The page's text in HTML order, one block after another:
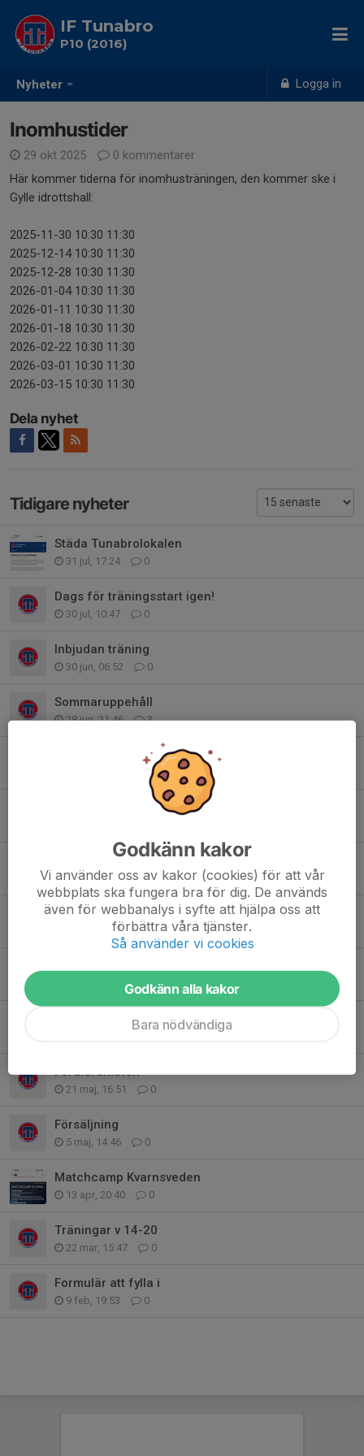
Nyheter Logga in
IF Tunabro
P10 (2016)
Inomhustider
29 okt 2025
0 kommentarer
Här kommer tiderna för inomhusträningen, den kommer ske i
Gylle idrottshall:
2025-11-30 10:30 11:30
2025-12-14 10:30 11:30
2025-12-28 10:30 11:30
2026-01-04 10:30 11:30
2026-01-11 10:30 11:30
2026-01-18 10:30 11:30
2026-02-22 10:30 11:30
2026-03-01 10:30 11:30
2026-03-15 10:30 11:30
Dela nyhet
Tidigare nyheter
Städa Tunabrolokalen
31 jul, 17:24 0
Dags för träningsstart igen!
30 jul, 10:47 0
Inbjudan träning
30 jun, 06:52 0
Sommaruppehåll
28 jun, 21:46 3
Dalecarlia cup söndag
0
Inställd match
3 jun, 19:24 0
Information föräldramatch 4/6
3 jun, 19:21 0
30 maj, 09:23 0
Ändrad dag för föräldramatch
Föräldramatch
21 maj, 16:51 0
Försäljning
5 maj, 14:46 0
Matchcamp Kvarnsveden
13 apr, 20:40 0
Träningar v 14-20
22 mar, 15:47 0
Formulär att fylla i
9 feb, 19:53 0
Godkänn kakor
Vi använder oss av kakor (cookies) för att vår
webbplats ska fungera bra för dig. De används
även för webbanalys i syfte att hjälpa oss att
förbättra våra tjänster.
Så använder vi cookies
Godkänn alla kakor
Bara nödvändiga